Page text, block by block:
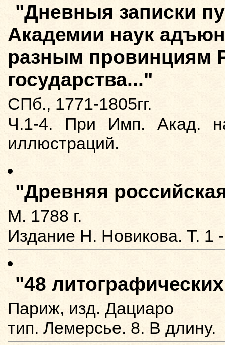
"Дневныя записки
Академии наук
разным провинциям
государства..."
СПб., 1771-1805гг.
Ч.1-4. При Имп. Акад.
иллюстраций.
"Древняя
М. 1788 г.
Издание Н. Новикова. Т. 1
"48
Париж, изд. Дациаро
тип. Лемерсье. 8. В длину.